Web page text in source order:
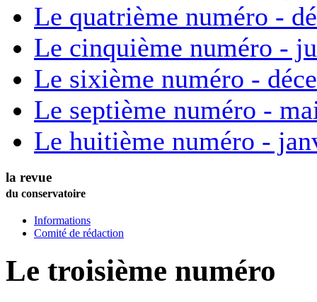
Le quatrième numéro -
Le cinquième numéro -
Le sixième numéro -
Le septième numéro -
Le huitième numéro -
la revue
du conservatoire
Informations
Comité de rédaction
Le troisième numéro